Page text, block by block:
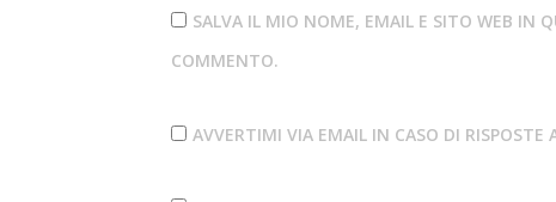
SALVA IL MIO NOME, EMAIL E SITO WEB IN
COMMENTO.
AVVERTIMI VIA EMAIL IN CASO DI